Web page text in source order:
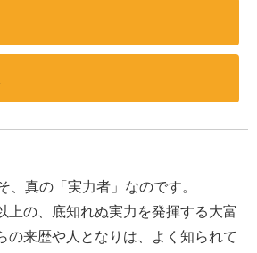
、真の「実力者」なのです。
の、底知れぬ実力を発揮する大富
の来歴や人となりは、よく知られて